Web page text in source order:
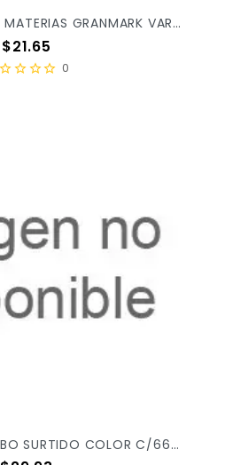
BLOCK DE STICKERS MATERIAS GRANMARK VAR/MOD
Precio
$21.65
0
OJOS MOVILES JUMBO SURTIDO COLOR C/66PZ OM05J X/72